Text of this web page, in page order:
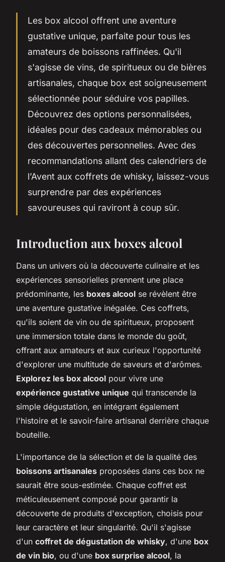
Les box alcool offrent une aventure
gustative unique, parfaite pour tous les
amateurs de boissons raffinées. Qu'il
s'agisse de vins, de spiritueux ou de bières
artisanales, chaque box est soigneusement
sélectionnée pour séduire vos papilles.
Découvrez des options personnalisées,
idéales pour des cadeaux mémorables ou
des découvertes personnelles. Avec des
recommandations allant des calendriers de
l’Avent aux coffrets de whisky, laissez-vous
surprendre par des expériences
savoureuses qui raviront à coup sûr.
Introduction aux boxes alcool
Dans un univers où la découverte culinaire et les
expériences sensorielles prennent une place
prédominante, les boxes alcool se révèlent être
une aventure gustative inégalée. Ces coffrets,
qu'ils soient de vin ou de spiritueux, proposent
une immersion totale dans le monde du goût,
offrant aux amateurs et aux curieux l'opportunité
d'explorer une multitude de saveurs et d'arômes.
Explorez les box alcool pour vivre une
expérience gustative unique qui transcende la
simple dégustation, en intégrant également
l'histoire et le savoir-faire artisanal derrière chaque
bouteille.
L'importance de la sélection et de la qualité des
boissons artisanales proposées dans ces box ne
saurait être sous-estimée. Chaque coffret est
méticuleusement composé pour garantir la
découverte de produits d'exception, choisis pour
leur caractère et leur singularité. Qu'il s'agisse
d'un coffret de dégustation de whisky, d'une box
de vin bio, ou d'une box surprise alcool, la